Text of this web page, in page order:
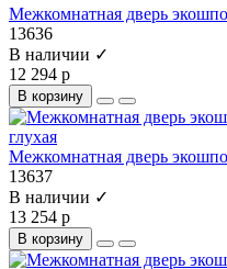
Межкомнатная дверь
13636
В наличии ✓
12 294 р
В корзину
Межкомнатная дверь
13637
В наличии ✓
13 254 р
В корзину